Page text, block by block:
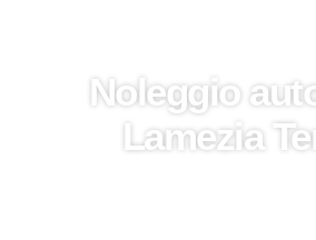
Noleggio
Lamezia